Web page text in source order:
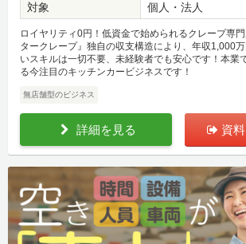
対象 個人・法人
ロイヤリティ0円！低資金で始められるクレープ専
タークレープ』独自の収支構造により、年収1,000
いスキルは一切不要、未経験者でも安心です！本業
る今注目のキッチンカービジネスです！
無店舗型のビジネス
詳細を見る 資